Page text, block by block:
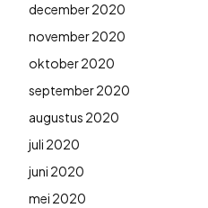
december 2020
november 2020
oktober 2020
september 2020
augustus 2020
juli 2020
juni 2020
mei 2020